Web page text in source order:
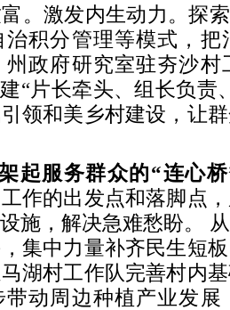
。激发内生动力。探
积分管理等模式，把
政府研究室驻夯沙村
“片长牵头、组长负责
领和美乡村建设，让
起服务群众的“连心
作的出发点和落脚点
施，解决急难愁盼。
集中力量补齐民生短
湖村工作队完善村内
动周边种植产业发展